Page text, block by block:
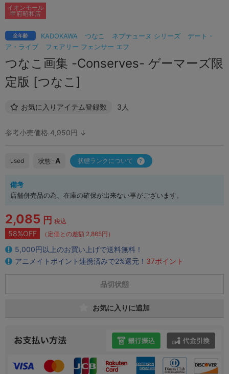
KADOKAWA つなこ ネプテューヌ シリーズ
デート・
ア・ライブ
フェアリー フェンサー エフ
全年齢
つなこ画集 -Conserves- ゲーマーズ限
定版 [つなこ]
お気に入りアイテム登録数 3人
イオンモール
甲府昭和店
参考小売価格 4,950円 ↓
used 状態 : A 状態ランクについて
備考
店舗併売品の為、在庫の確保が出来ない事がございます。
2,085 円 税込
58%OFF （定価との差額 2,865円）
5,000円以上のお買い上げで送料無料！
アニメイトポイント連携済みで2%還元！ 37ポイント
品切状態
お気に入りに追加